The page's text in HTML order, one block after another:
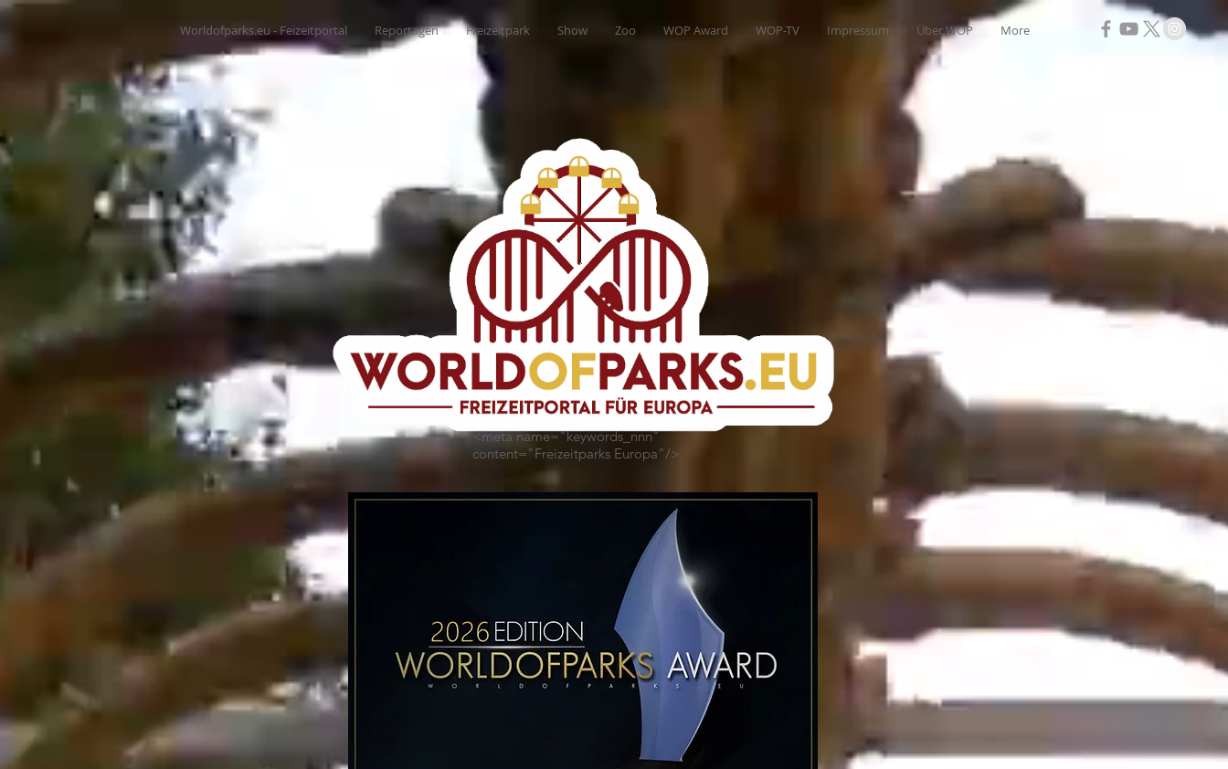
Worldofparks.eu - Feizeitportal Reportagen Freizeitpark Show Zoo WOP Award WOP-TV Impressum Über WOP More
<meta name="keywords_nnn"
content="Freizeitparks Europa"/>